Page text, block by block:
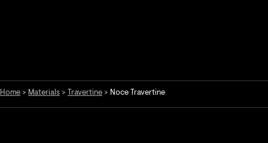
Home > Materials > Travertine > Noce Travertine